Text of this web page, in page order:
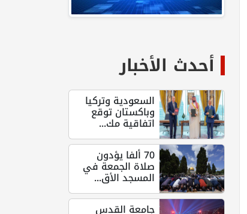
أحدث الأخبار
السعودية وتركيا
وباكستان توقع
اتفاقية مك...
70 ألفا يؤدون
صلاة الجمعة في
المسجد الأق...
جامعة القدس